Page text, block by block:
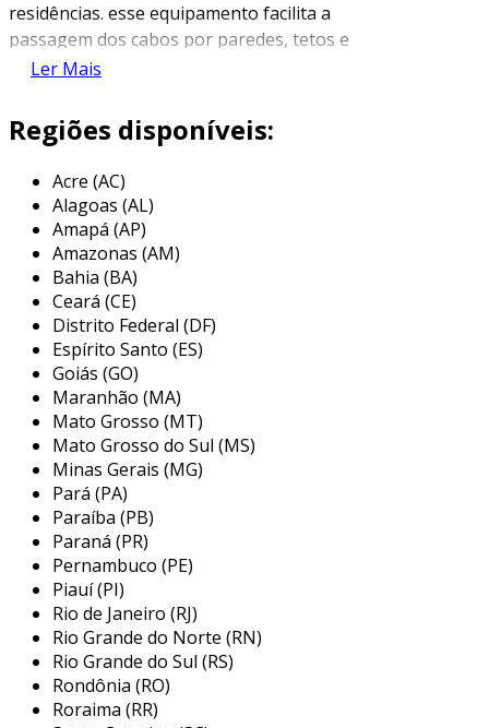
residências. esse equipamento facilita a
passagem dos cabos por paredes, tetos e
outros espaços confinados, garantindo que a
eficiente.
cabeamento estruturado, uma vez que permite
a organização e a proteção dos cabos, evitando
danos que poderiam comprometer a
transmissão de dados. com ele, a instalação se
torna menos trabalhosa, economizando tempo
e recursos, além de contribuir para a estética
do ambiente.
principais aplicações do passa fio
cabo de rede
os passes fios são amplamente utilizados em
diversas aplicações, principalmente em
ambientes que necessitam de uma
infraestrutura de rede robusta e organizada.
algumas das principais aplicações incluem:
instalações residenciais:
interligar dispositivos como roteadores,
modems e computadores,
proporcionando uma rede estável e de
alta performance.
Ler Mais
Regiões disponíveis:
Acre (AC)
Alagoas (AL)
Amapá (AP)
Amazonas (AM)
Bahia (BA)
Ceará (CE)
Distrito Federal (DF)
Espírito Santo (ES)
Goiás (GO)
Maranhão (MA)
Mato Grosso (MT)
Mato Grosso do Sul (MS)
Minas Gerais (MG)
Pará (PA)
Paraíba (PB)
Paraná (PR)
Pernambuco (PE)
Piauí (PI)
Rio de Janeiro (RJ)
Rio Grande do Norte (RN)
Rio Grande do Sul (RS)
Rondônia (RO)
Roraima (RR)